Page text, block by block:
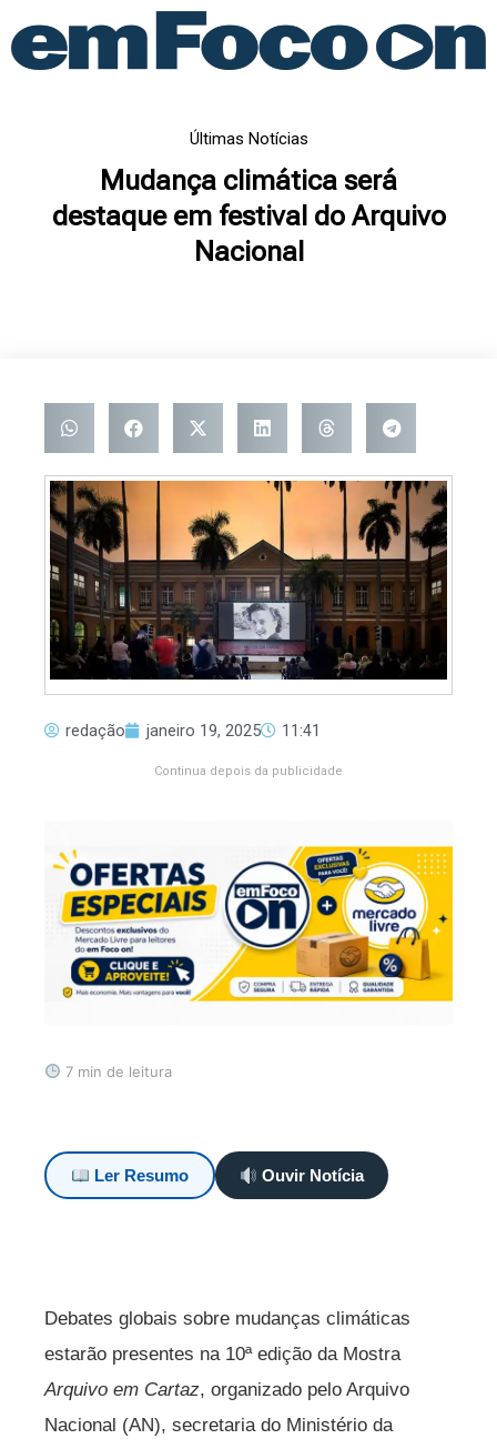
para
Últimas Notícias
Mudança climática será
destaque em festival do Arquivo
Nacional
redação janeiro 19, 2025 11:41
Continua depois da publicidade
7 min de leitura
Ler Resumo Ouvir Notícia
Debates globais sobre mudanças climáticas
estarão presentes na 10ª edição da Mostra
Arquivo em Cartaz, organizado pelo Arquivo
Nacional (AN), secretaria do Ministério da